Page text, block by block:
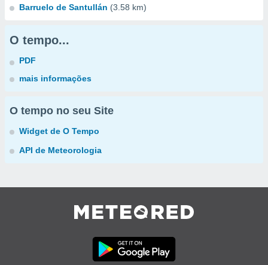
Barruelo de Santullán (3.58 km)
O tempo...
PDF
mais informações
O tempo no seu Site
Widget de O Tempo
API de Meteorologia